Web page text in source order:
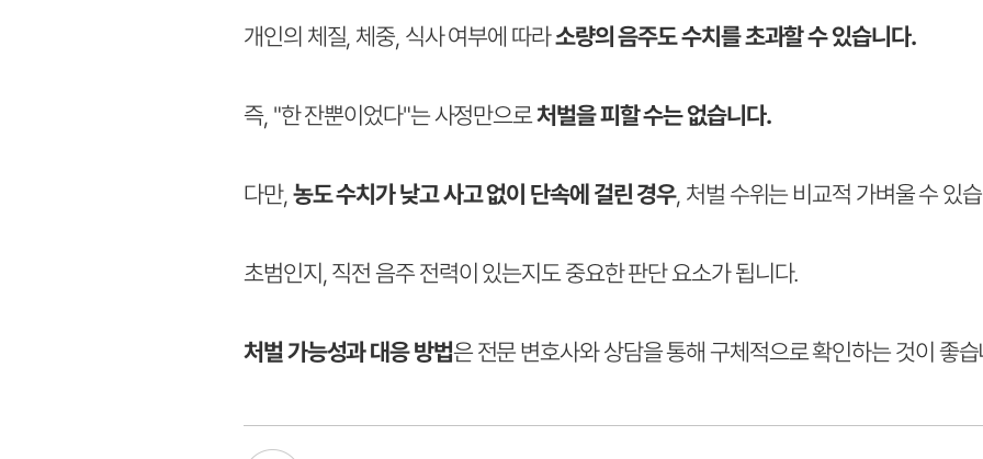
개인의 체질, 체중, 식사 여부에 따라소량의 음주도 수치를 초과할 수 있습니다.
즉, "한 잔뿐이었다"는 사정만으로처벌을 피할 수는 없습니다.
다만,농도 수치가 낮고 사고 없이 단속에 걸린 경우, 처벌 수위는 비교적 가벼울 수 있
초범인지, 직전 음주 전력이 있는지도 중요한 판단 요소가 됩니다.
처벌 가능성과 대응 방법은 전문 변호사와 상담을 통해 구체적으로 확인하는 것이 좋